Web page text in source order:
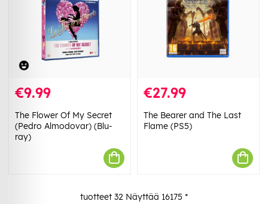
€9.99
The Flower Of My Secret
(Pedro Almodovar) (Blu-
ray)
€27.99
The Bearer and The Last
Flame (PS5)
tuotteet 32 Näyttää 16175 *